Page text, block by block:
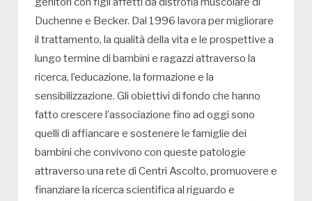
Duchenne e Becker. Dal 1996 lavora per migliorare
il trattamento, la qualità della vita e le prospettive a
lungo termine di bambini e ragazzi attraverso la
ricerca, l’educazione, la formazione e la
sensibilizzazione. Gli obiettivi di fondo che hanno
fatto crescere l’associazione fino ad oggi sono
quelli di affiancare e sostenere le famiglie dei
bambini che convivono con queste patologie
attraverso una rete di Centri Ascolto, promuovere e
finanziare la ricerca scientifica al riguardo e